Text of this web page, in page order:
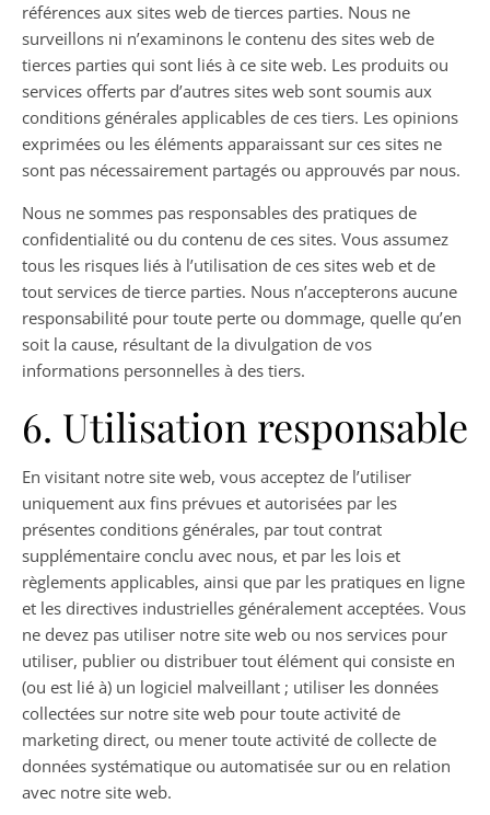
références aux sites web de tierces parties. Nous ne
surveillons ni n’examinons le contenu des sites web de
tierces parties qui sont liés à ce site web. Les produits ou
services offerts par d’autres sites web sont soumis aux
conditions générales applicables de ces tiers. Les opinions
exprimées ou les éléments apparaissant sur ces sites ne
sont pas nécessairement partagés ou approuvés par nous.
Nous ne sommes pas responsables des pratiques de
confidentialité ou du contenu de ces sites. Vous assumez
tous les risques liés à l’utilisation de ces sites web et de
tout services de tierce parties. Nous n’accepterons aucune
responsabilité pour toute perte ou dommage, quelle qu’en
soit la cause, résultant de la divulgation de vos
informations personnelles à des tiers.
6. Utilisation responsable
En visitant notre site web, vous acceptez de l’utiliser
uniquement aux fins prévues et autorisées par les
présentes conditions générales, par tout contrat
supplémentaire conclu avec nous, et par les lois et
règlements applicables, ainsi que par les pratiques en ligne
et les directives industrielles généralement acceptées. Vous
ne devez pas utiliser notre site web ou nos services pour
utiliser, publier ou distribuer tout élément qui consiste en
(ou est lié à) un logiciel malveillant ; utiliser les données
collectées sur notre site web pour toute activité de
marketing direct, ou mener toute activité de collecte de
données systématique ou automatisée sur ou en relation
avec notre site web.